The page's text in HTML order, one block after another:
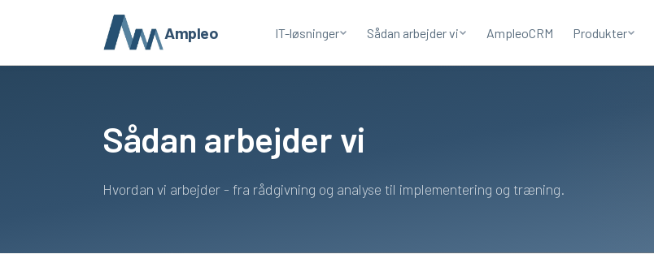
Ampleo IT-løsninger Sådan arbejder vi AmpleoCRM Produkter
Sådan arbejder vi
Hvordan vi arbejder - fra rådgivning og analyse til implementering og træning.